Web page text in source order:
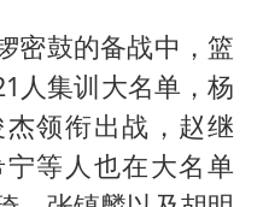
美将每月供乌爱国者拦截导弹
馆》 冲奖
暑期研学游升温 在旅途中增长知识
国足U17与阿森纳决赛取消 并列冠军
密鼓的备战中，篮
人集训大名单，杨
领衔出战， 赵继
等人也在大名单